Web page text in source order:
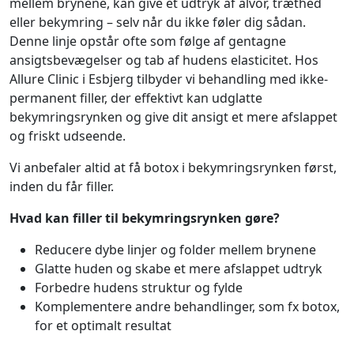
eller bekymring – selv når du ikke føler dig sådan.
Denne linje opstår ofte som følge af gentagne
ansigtsbevægelser og tab af hudens elasticitet. Hos
Allure Clinic i Esbjerg tilbyder vi behandling med ikke-
permanent filler, der effektivt kan udglatte
bekymringsrynken og give dit ansigt et mere afslappet
og friskt udseende.
Vi anbefaler altid at få botox i bekymringsrynken først,
inden du får filler.
Hvad kan filler til bekymringsrynken gøre?
Reducere dybe linjer og folder mellem brynene
Glatte huden og skabe et mere afslappet udtryk
Forbedre hudens struktur og fylde
Komplementere andre behandlinger, som fx botox,
for et optimalt resultat